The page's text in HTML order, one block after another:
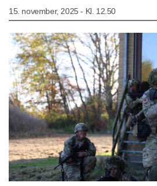
15. november, 2025 - Kl. 12.50